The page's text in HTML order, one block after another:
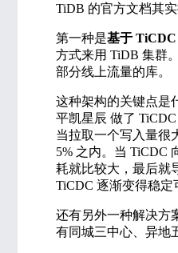
TiDB 的官方文档其
第一种是基于
方式来用 TiDB 集群
部分线上流量的库。
这种架构的关键点是
平凯星辰 做了
当拉取一个写入量很
5% 之内。当 TiCDC
耗就比较大，最后就
TiCDC 逐渐变得稳定
还有另外一种解决方
有同城三中心、异地